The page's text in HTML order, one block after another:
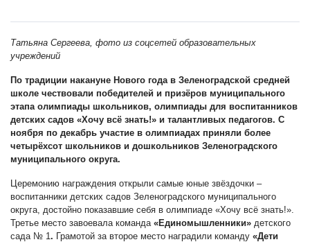
Татьяна Сергеева, фото из соцсетей образовательных
учреждений
По традиции накануне Нового года в Зеленоградской средней
школе чествовали победителей и призёров муниципального
этапа олимпиады школьников, олимпиады для воспитанников
детских садов «Хочу всё знать!» и талантливых педагогов. С
ноября по декабрь участие в олимпиадах приняли более
четырёхсот школьников и дошкольников Зеленоградского
муниципального округа.
Церемонию награждения открыли самые юные звёздочки –
воспитанники детских садов Зеленоградского муниципального
округа, достойно показавшие себя в олимпиаде «Хочу всё знать!».
Третье место завоевала команда «Единомышленники» детского
сада № 1. Грамотой за второе место наградили команду «Дети